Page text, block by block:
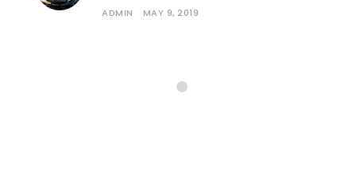
ADMIN MAY 9, 2019